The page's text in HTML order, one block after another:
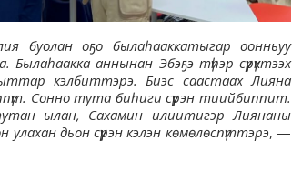
буолан оҕо былаһааккатыгар оонньуу
аннынан Эбэҕэ түһэр сүүрүктээх
кэлбиттэрэ. Биэс саастаах Лияна
Сонно тута биһиги сүүрэн тиийбиппит.
ылан, Сахамин илиитигэр Лиянаны
дьон сүүрэн кэлэн көмөлөспүттэрэ, —